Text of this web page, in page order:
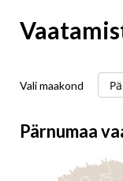
Vali maakond
Pärnumaa